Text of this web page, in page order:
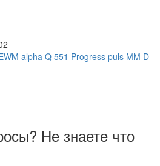
alpha Q 551 Progress puls MM D
Не знаете что